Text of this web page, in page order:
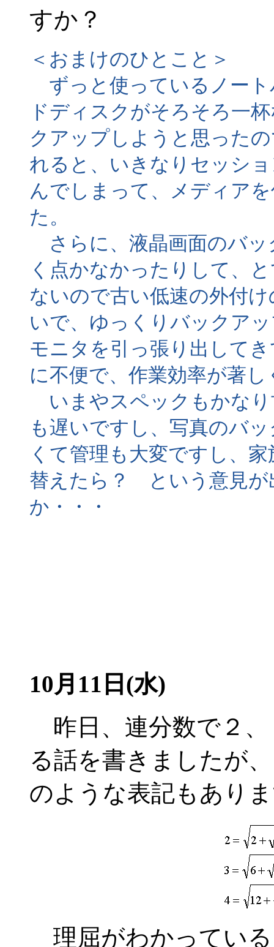
すか？
＜おまけのひとこと＞
ずっと使っているノート
ドディスクがそろそろ一
クアップしようと思った
れると、いきなりセッシ
んでしまって、メディア
た。
さらに、液晶画面のバッ
く点かなかったりして、
ないので古い低速の外付
いで、ゆっくりバックア
モニタを引っ張り出して
に不便で、作業効率が著
いまやスペックもかなり
も遅いですし、写真のバ
くて管理も大変ですし、
替えたら？ という意見が
か・・・
10月11日(水)
昨日、連分数で２、
る話を書きましたが
のような表記もあり
理屈がわかってい